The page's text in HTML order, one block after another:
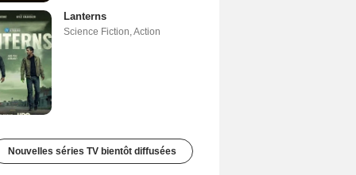
Lanterns
Science Fiction,Action
Nouvelles séries TV bientôt diffusées